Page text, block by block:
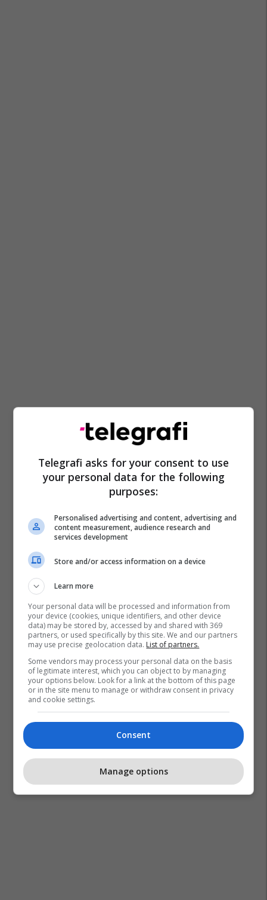
Hysen Sogojeva Coronavirus
Telegrafi asks for your consent to use
your personal data for the following
purposes:
Personalised advertising and content, advertising and
content measurement, audience research and
services development
Store and/or access information on a device
Learn more
Your personal data will be processed and information from
your device (cookies, unique identifiers, and other device
data) may be stored by, accessed by and shared with 369
partners, or used specifically by this site. We and our partners
may use precise geolocation data. List of partners.
Some vendors may process your personal data on the basis
of legitimate interest, which you can object to by managing
your options below. Look for a link at the bottom of this page
or in the site menu to manage or withdraw consent in privacy
and cookie settings.
Consent
Manage options